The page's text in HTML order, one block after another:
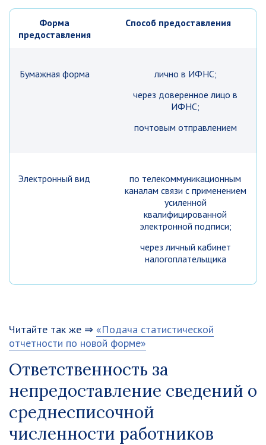
Форма
предоставления
Способ предоставления
Бумажная форма
лично в ИФНС;
через доверенное лицо в
ИФНС;
почтовым отправлением
Электронный вид
по телекоммуникационным
каналам связи с применением
усиленной
квалифицированной
электронной подписи;
через личный кабинет
налогоплательщика
Читайте так же ⇒ «Подача статистической
отчетности по новой форме»
Ответственность за
непредоставление сведений о
среднесписочной
численности работников